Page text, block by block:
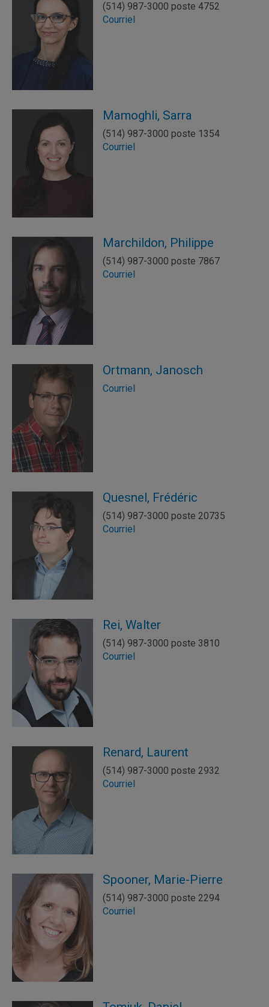
(514) 987-3000 poste 4752
Courriel
Mamoghli, Sarra
(514) 987-3000 poste 1354
Courriel
Marchildon, Philippe
(514) 987-3000 poste 7867
Courriel
Ortmann, Janosch
Courriel
Quesnel, Frédéric
(514) 987-3000 poste 20735
Courriel
Rei, Walter
(514) 987-3000 poste 3810
Courriel
Renard, Laurent
(514) 987-3000 poste 2932
Courriel
Spooner, Marie-Pierre
(514) 987-3000 poste 2294
Courriel